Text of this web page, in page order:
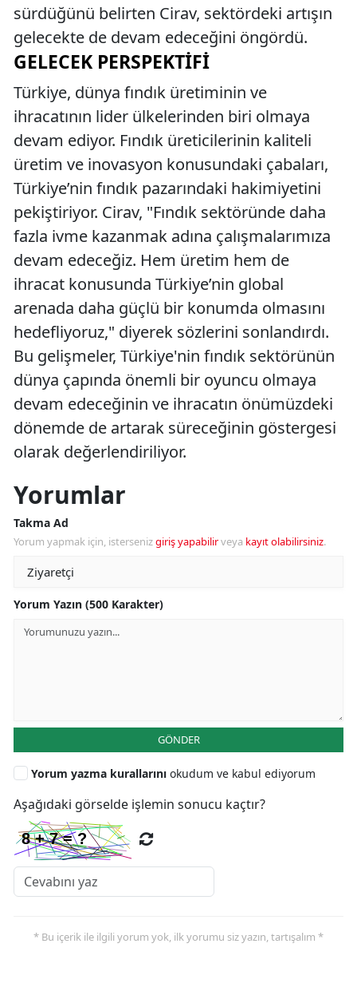
sürdüğünü belirten Cirav, sektördeki artışın
gelecekte de devam edeceğini öngördü.
GELECEK PERSPEKTIFI
Türkiye, dünya fındık üretiminin ve
ihracatının lider ülkelerinden biri olmaya
devam ediyor. Fındık üreticilerinin kaliteli
üretim ve inovasyon konusundaki çabaları,
Türkiye’nin fındık pazarındaki hakimiyetini
pekiştiriyor. Cirav, "Fındık sektöründe daha
fazla ivme kazanmak adına çalışmalarımıza
devam edeceğiz. Hem üretim hem de
ihracat konusunda Türkiye’nin global
arenada daha güçlü bir konumda olmasını
hedefliyoruz," diyerek sözlerini sonlandırdı.
Bu gelişmeler, Türkiye'nin fındık sektörünün
dünya çapında önemli bir oyuncu olmaya
devam edeceğinin ve ihracatın önümüzdeki
dönemde de artarak süreceğinin göstergesi
olarak değerlendiriliyor.
Yorumlar
Takma Ad
Yorum yapmak için, istersenizgiriş yapabilirveya kayıt olabilirsiniz.
Yorum Yazın (500 Karakter)
GÖNDER
Yorum yazma kurallarını okudum ve kabul ediyorum
Aşağıdaki görselde işlemin sonucu kaçtır?
* Bu içerik ile ilgili yorum yok, ilk yorumu siz yazın, tartışalım *